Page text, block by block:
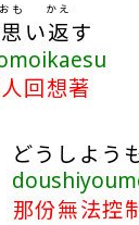
思
おも
い返
かえ
す
回想著
うしよう
份無法控